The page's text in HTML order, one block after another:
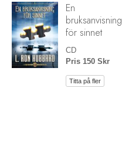
En
bruksanvisning
för sinnet
CD
Pris 150 Skr
Titta på fler